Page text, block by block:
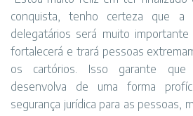
conquista, tenho certeza que a
delegatários será muito
fortalecerá e trará pessoas
os cartórios. Isso garante
desenvolva de uma forma
segurança jurídica para as pessoas,